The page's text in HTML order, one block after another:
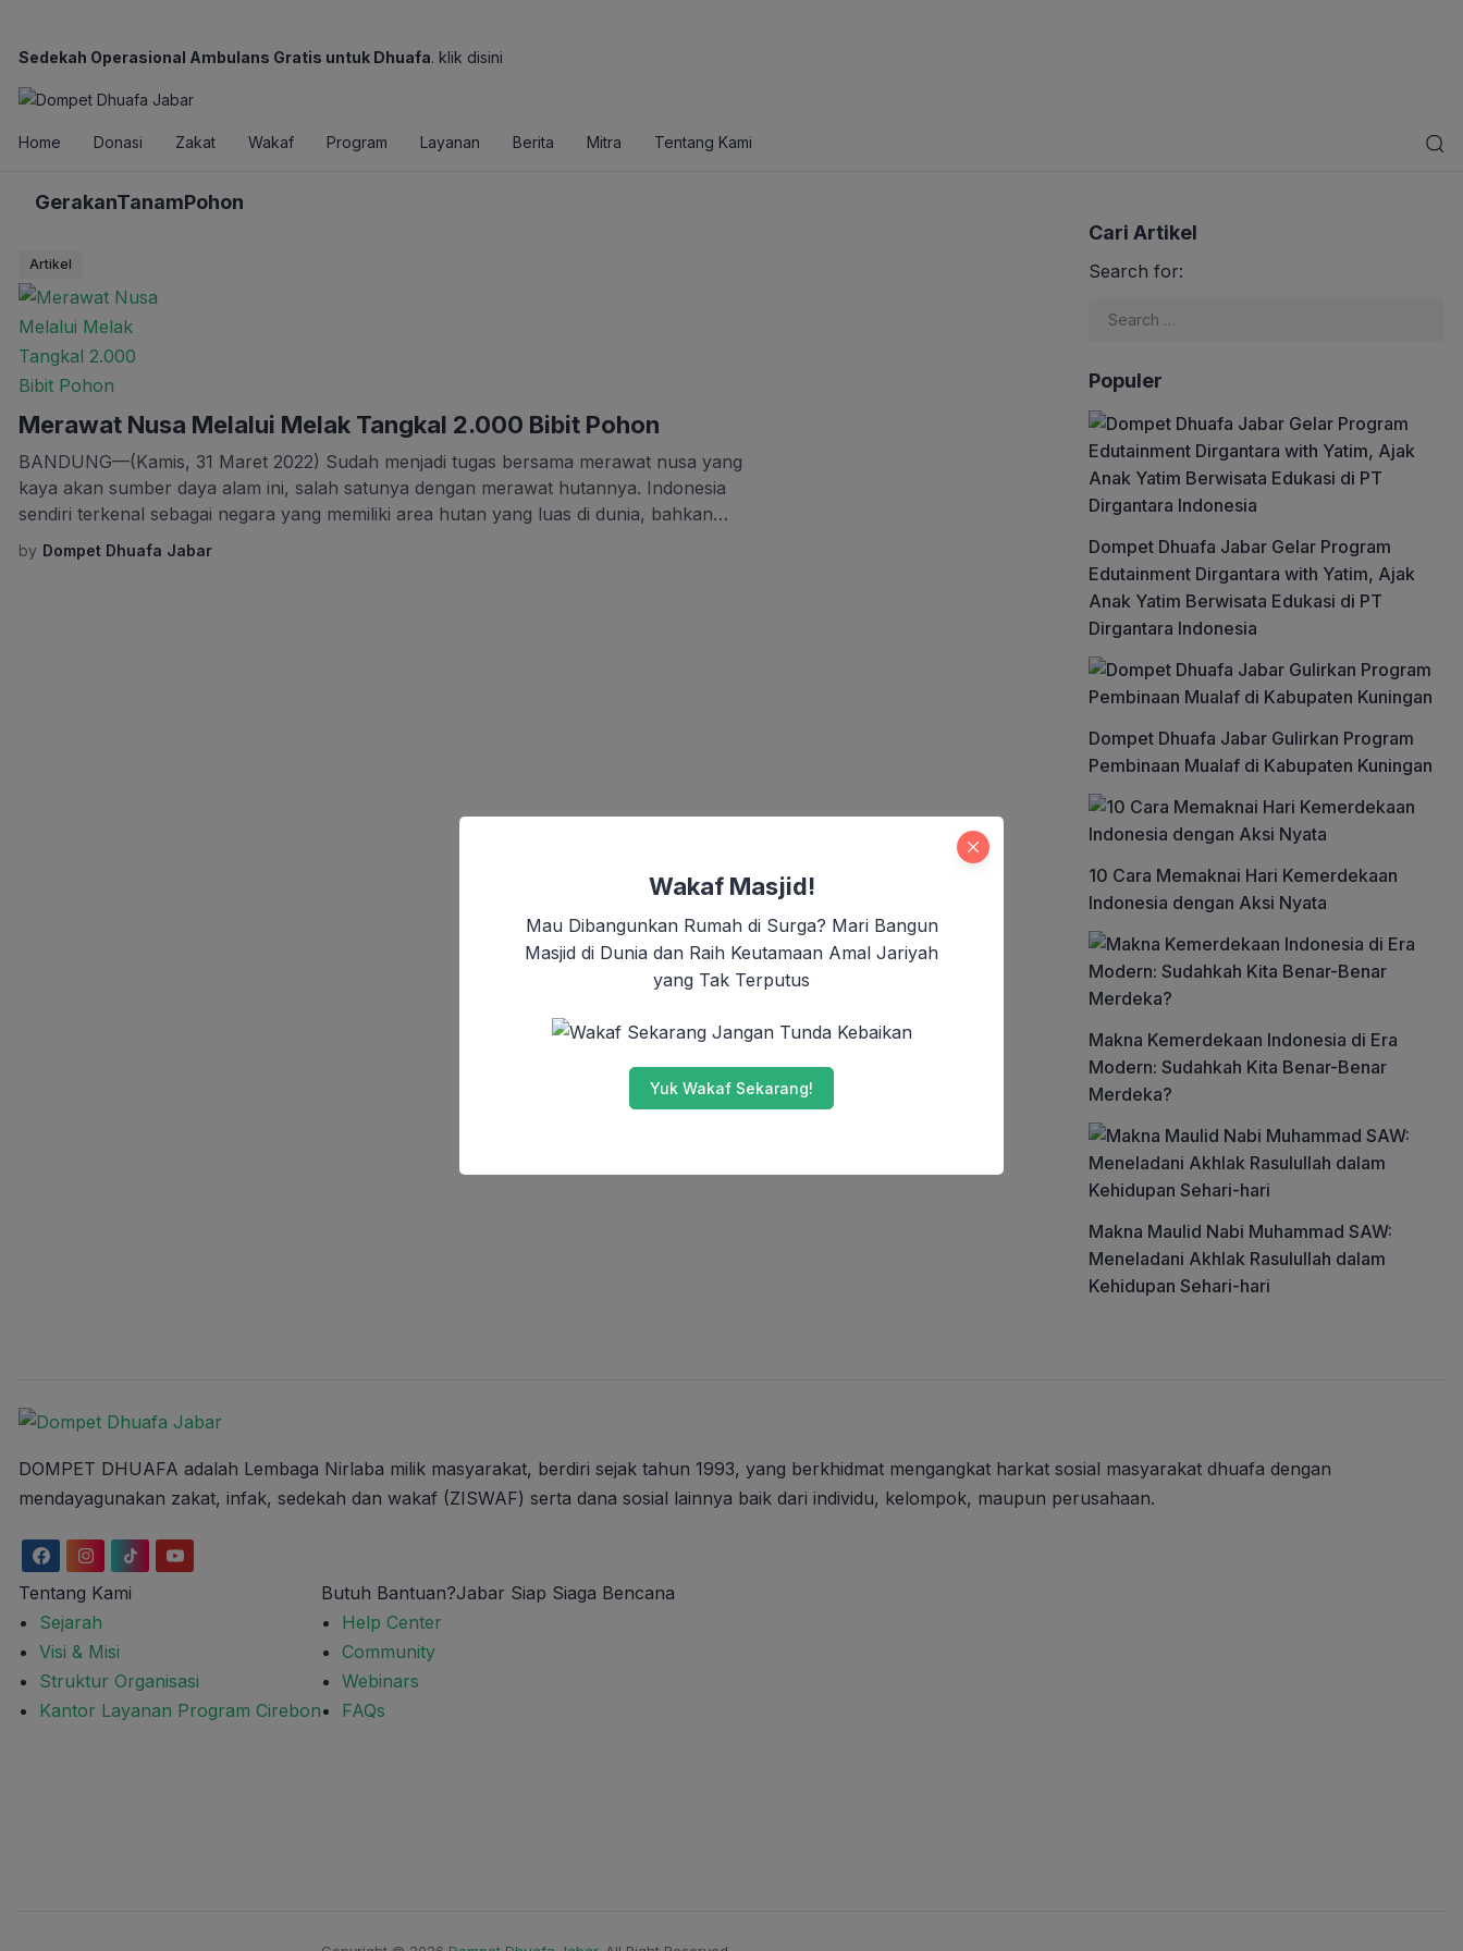
Sedekah Operasional Ambulans Gratis untuk Dhuafa. klik disini
Home Donasi Zakat Wakaf Program Layanan Berita Mitra Tentang Kami
GerakanTanamPohon
Artikel
Merawat Nusa Melalui Melak Tangkal 2.000 Bibit Pohon
BANDUNG—(Kamis, 31 Maret 2022) Sudah menjadi tugas bersama merawat nusa yang
kaya akan sumber daya alam ini, salah satunya dengan merawat hutannya. Indonesia
sendiri terkenal sebagai negara yang memiliki area hutan yang luas di dunia, bahkan
dijuluki sebagai paru-paru dunia. Namun akhir-akhir ini isu pemanasan global ramai
dibicarakan di berbagai belahan dunia. Hal ini banyak […]
by Dompet Dhuafa Jabar
Cari Artikel
Search for:
Populer
Dompet Dhuafa Jabar Gelar Program
Edutainment Dirgantara with Yatim, Ajak
Anak Yatim Berwisata Edukasi di PT
Dirgantara Indonesia
Dompet Dhuafa Jabar Gulirkan Program
Pembinaan Mualaf di Kabupaten Kuningan
10 Cara Memaknai Hari Kemerdekaan
Indonesia dengan Aksi Nyata
Makna Kemerdekaan Indonesia di Era
Modern: Sudahkah Kita Benar-Benar
Merdeka?
Makna Maulid Nabi Muhammad SAW:
Meneladani Akhlak Rasulullah dalam
Kehidupan Sehari-hari
DOMPET DHUAFA adalah Lembaga Nirlaba milik masyarakat, berdiri sejak tahun 1993, yang berkhidmat mengangkat harkat sosial masyarakat dhuafa dengan
mendayagunakan zakat, infak, sedekah dan wakaf (ZISWAF) serta dana sosial lainnya baik dari individu, kelompok, maupun perusahaan.
Tentang Kami
Sejarah
Visi & Misi
Struktur Organisasi
Kantor Layanan Program Cirebon
Butuh Bantuan?
Help Center
Community
Webinars
FAQs
Jabar Siap Siaga Bencana
Wakaf Masjid!
Mau Dibangunkan Rumah di Surga? Mari Bangun
Masjid di Dunia dan Raih Keutamaan Amal Jariyah
yang Tak Terputus
Jangan Tunda Kebaikan
Yuk Wakaf Sekarang!